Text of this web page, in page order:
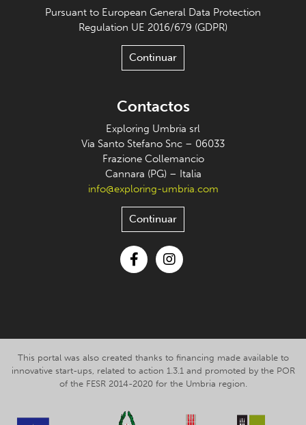
Pursuant to European General Data Protection
Regulation UE 2016/679 (GDPR)
Continuar
Contactos
Exploring Umbria srl
Via Santo Stefano Snc – 06033
Frazione Collemancio
Cannara (PG) – Italia
info@exploring-umbria.com
Continuar
This portal was also created thanks to financing made available to
innovative start-ups, related to action 1.3.1 and promoted by the POR
of the FESR 2014-2020 for the Umbria region.